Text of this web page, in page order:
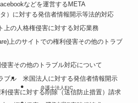
などを運営するMETA
）に対する発信者情報開示等法的対応
上の人格権侵害に対する対応業務
上のサイトでの権利侵害その他のトラブ
害その他のトラブル対応について
ブル
米国法人に対する発信者情報開示
侵害に対する削除（送信防止措置）請求
弁護士法人EIC